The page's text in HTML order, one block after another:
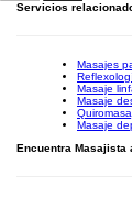
Servicios
Masajes
Masaje
Masaje
Masaje
Encuentra Masajista